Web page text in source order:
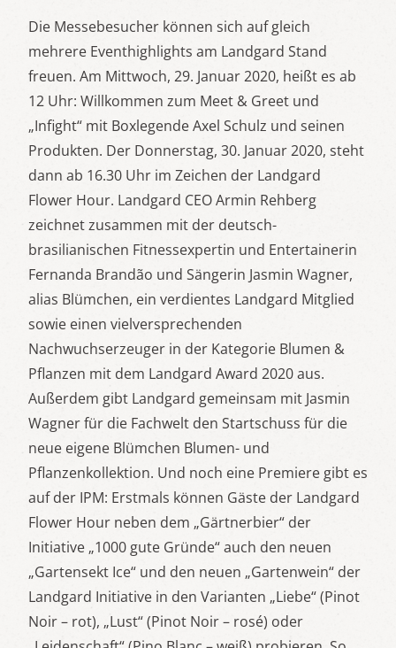
Die Messebesucher können sich auf gleich
mehrere Eventhighlights am Landgard Stand
freuen. Am Mittwoch, 29. Januar 2020, heißt es ab
12 Uhr: Willkommen zum Meet & Greet und
„Infight“ mit Boxlegende Axel Schulz und seinen
Produkten. Der Donnerstag, 30. Januar 2020, steht
dann ab 16.30 Uhr im Zeichen der Landgard
Flower Hour. Landgard CEO Armin Rehberg
zeichnet zusammen mit der deutsch-
brasilianischen Fitnessexpertin und Entertainerin
Fernanda Brandão und Sängerin Jasmin Wagner,
alias Blümchen, ein verdientes Landgard Mitglied
sowie einen vielversprechenden
Nachwuchserzeuger in der Kategorie Blumen &
Pflanzen mit dem Landgard Award 2020 aus.
Außerdem gibt Landgard gemeinsam mit Jasmin
Wagner für die Fachwelt den Startschuss für die
neue eigene Blümchen Blumen- und
Pflanzenkollektion. Und noch eine Premiere gibt es
auf der IPM: Erstmals können Gäste der Landgard
Flower Hour neben dem „Gärtnerbier“ der
Initiative „1000 gute Gründe“ auch den neuen
„Gartensekt Ice“ und den neuen „Gartenwein“ der
Landgard Initiative in den Varianten „Liebe“ (Pinot
Noir – rot), „Lust“ (Pinot Noir – rosé) oder